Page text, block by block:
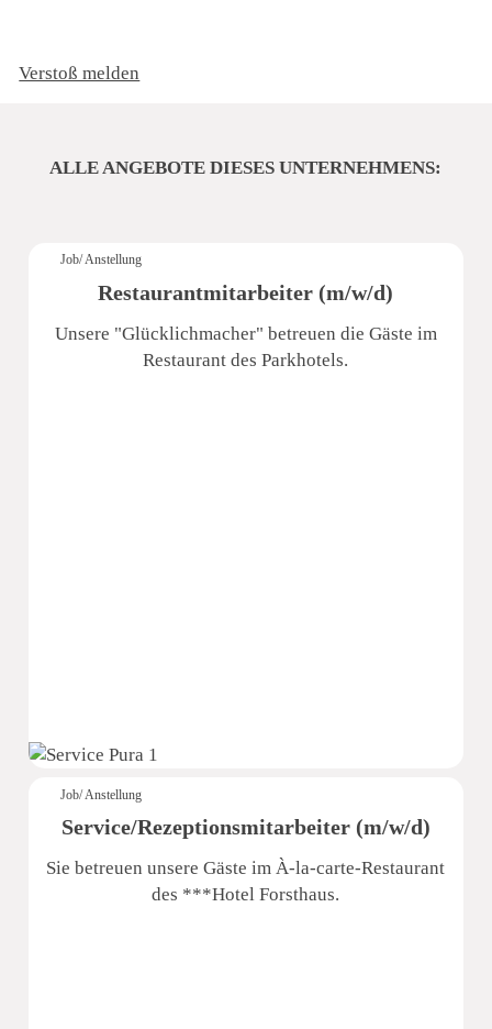
Verstoß melden
ALLE ANGEBOTE DIESES UNTERNEHMENS:
Job/ Anstellung
Restaurantmitarbeiter (m/w/d)
Unsere "Glücklichmacher" betreuen die Gäste im
Restaurant des Parkhotels.
Job/ Anstellung
Service/Rezeptionsmitarbeiter (m/w/d)
Sie betreuen unsere Gäste im À-la-carte-Restaurant
des ***Hotel Forsthaus.